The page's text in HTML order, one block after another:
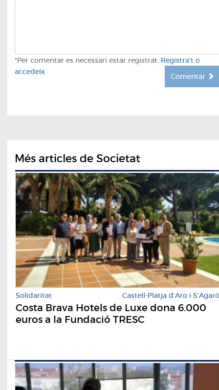
*Per comentar es necessari estar registrat. Registra't o
accedeix
Comentar
Més articles de Societat
Solidaritat Castell-Platja d'Aro i S'Agaró
Costa Brava Hotels de Luxe dona 6.000
euros a la Fundació TRESC